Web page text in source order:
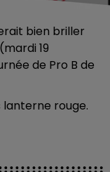
bien briller
19
de Pro B de
rouge.